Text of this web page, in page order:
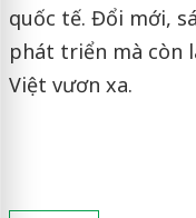
quốc tế. Đổi mới,
phát triển mà còn
Việt vươn xa.